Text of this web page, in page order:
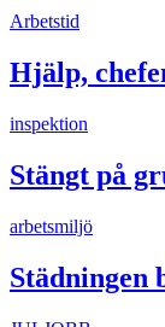
Arbetstid
Hjälp,
inspektion
Stängt på
arbetsmiljö
Städningen